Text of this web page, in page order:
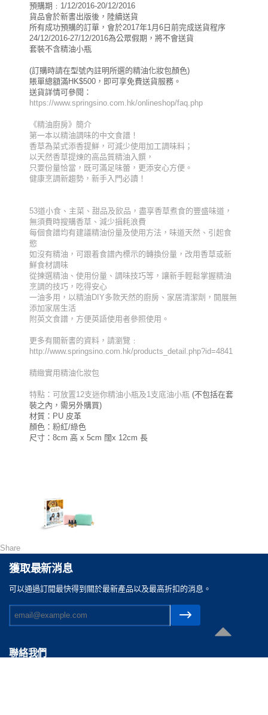
預購期﹕1/12/2016-20/12/2016
貨品會於新書出版後，陸續送貨
所有成功預購的訂單，會於2017年1月6日前完成送貨程序
24/12/2016-27/12/2016為公眾假期，將不會送貨
套裝不含精油小瓶
(訂購時請在型號內註明所選的精油化妝包顏色)
賬單總額滿HK$500，即可享免費送貨服務。
送貨詳情可參閱：
https://www.springsino.com.hk/onlineshop/faq.php
《精油廚房》簡介
第一本以精油調味的中文食譜！
香草為菜式添香提鮮，可減少使用加工調味料；
以天然香草提煉的高品質精油入饌，
只要份量恰當，既可滿足味蕾，更添安心方便。
健康烹調新趨勢，新手入門必讀！
53道小食、主菜、甜品及飲品，盡享香草煮食的豐盛味道，
無須費時搜購香草、減少損耗浪費
每個食譜均有建議精油份量及使用方法，味道天然、引起食
慾
如沒有精油，可跟着食譜內標示的轉換份量，改用香草或新
鮮食材調味
從揀選精油、使用份量、調味技巧等，讓新手輕鬆掌握精油
烹調的技巧，吃得安心
一油多用，以精油DIY多款天然的廚房、家居清潔劑，開展無
添加家居生活
附英文食譜，方便英語使用者參照使用。
更多有關新書的資料，請瀏覽﹕
http://www.springsino.com.hk/products_detail.php?id=4841
精緻實用精油化妝包
特點：可放置12支迷你精油小瓶及1支底油小瓶 (不包括在套
裝之內，需另外購買)
材質：PU 皮革
顏色：粉紅/綠色
尺寸：8cm 高 x 5cm 闊x 12cm 長
Share
獲取最新消息
可以通過訂閲最快得到關於最新產品以及最高折扣的消息。
聯絡我們